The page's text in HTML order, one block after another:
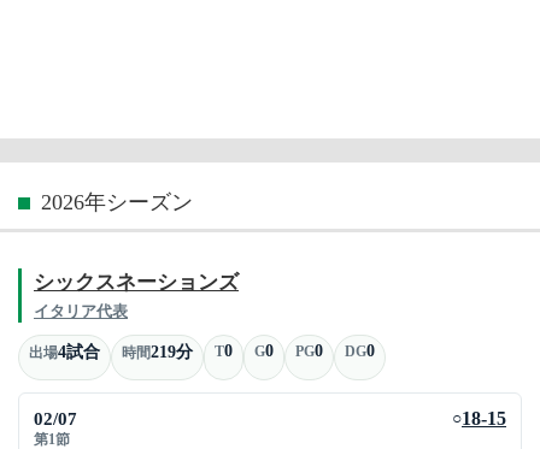
2026年シーズン
シックスネーションズ
イタリア代表
出場4試合 時間219分 T0 G0 PG0 DG0
02/07
第1節
○18-15